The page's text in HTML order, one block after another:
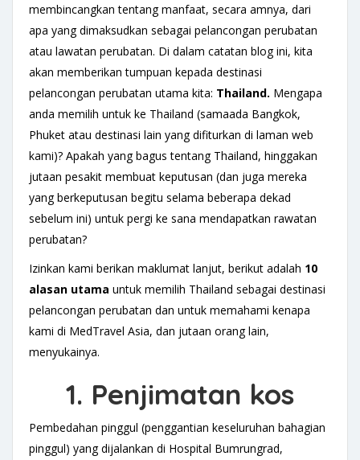
membincangkan tentang manfaat, secara amnya, dari
apa yang dimaksudkan sebagai pelancongan perubatan
atau lawatan perubatan. Di dalam catatan blog ini, kita
akan memberikan tumpuan kepada destinasi
pelancongan perubatan utama kita: Thailand. Mengapa
anda memilih untuk ke Thailand (samaada Bangkok,
Phuket atau destinasi lain yang difiturkan di laman web
kami)? Apakah yang bagus tentang Thailand, hinggakan
jutaan pesakit membuat keputusan (dan juga mereka
yang berkeputusan begitu selama beberapa dekad
sebelum ini) untuk pergi ke sana mendapatkan rawatan
perubatan?
Izinkan kami berikan maklumat lanjut, berikut adalah 10
alasan utama untuk memilih Thailand sebagai destinasi
pelancongan perubatan dan untuk memahami kenapa
kami di MedTravel Asia, dan jutaan orang lain,
menyukainya.
1. Penjimatan kos
Pembedahan pinggul (penggantian keseluruhan bahagian
pinggul) yang dijalankan di Hospital Bumrungrad,